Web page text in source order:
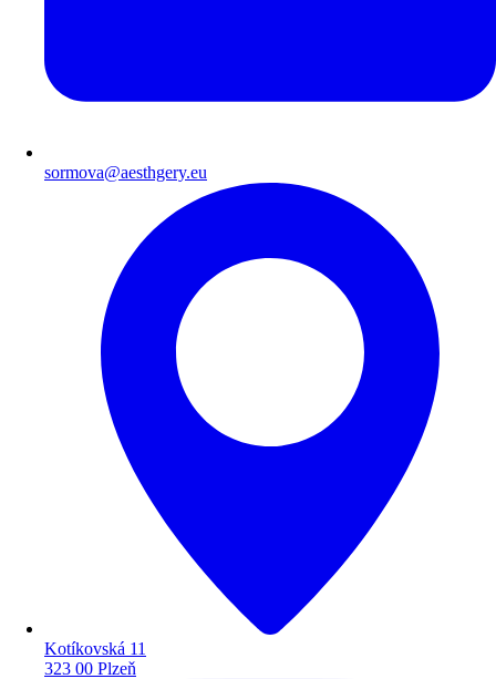
sormova@aesthgery.eu
Kotíkovská 11
323 00 Plzeň